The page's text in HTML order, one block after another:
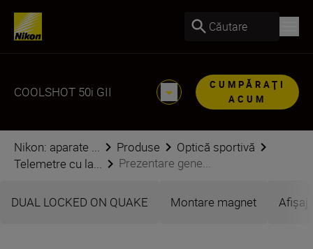
Căutare
COOLSHOT 50i GII
CUMPĂRAŢI
ACUM
Nikon: aparate ... Produse
Optică sportivă
Telemetre cu la...
Prezentare gene...
DUAL LOCKED ON QUAKE Montare magnet Afișaj